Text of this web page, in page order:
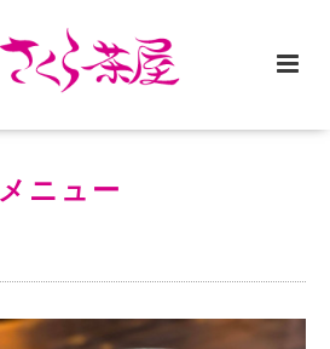
メニュー